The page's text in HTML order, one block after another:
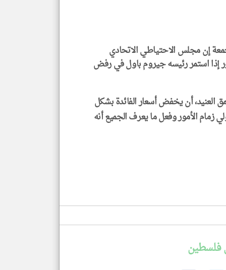
إن مجلس الاحتياطي الاتحادي
إذا استمر رئيسه جيروم باول في رفض
العنيد، أن يخفض أسعار الفائدة بشكل
الأمور وفعل ما يعرف الجميع أنه
فلسطين
klyoum.com